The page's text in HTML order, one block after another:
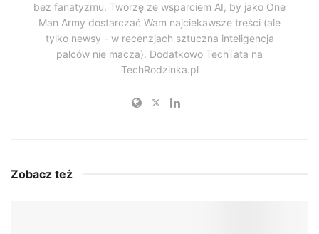
bez fanatyzmu. Tworzę ze wsparciem AI, by jako One
Man Army dostarczać Wam najciekawsze treści (ale
tylko newsy - w recenzjach sztuczna inteligencja
palców nie macza). Dodatkowo TechTata na
TechRodzinka.pl
Zobacz też